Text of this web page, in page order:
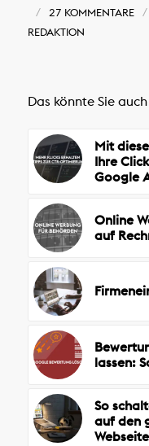
/ 27 KOMMENTARE /
REDAKTION
Das könnte Sie
Mit
Ihre
Google
Online
auf
lassen:
So
auf den